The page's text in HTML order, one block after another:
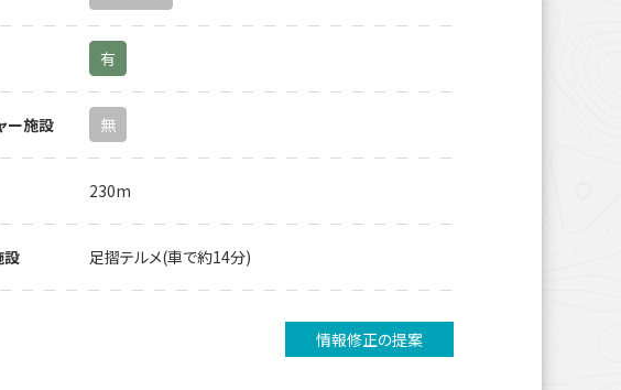
有
ー施設 無
230m
設 足摺テルメ(車で約14分)
情報修正の提案